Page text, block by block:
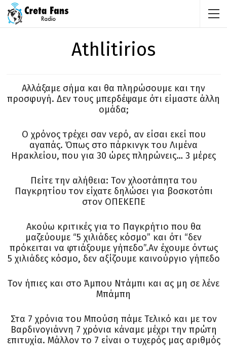
Athlitirios
Αλλάξαμε σήμα και θα πληρώσουμε και την
προσφυγή. Δεν τους μπερδέψαμε ότι είμαστε άλλη
ομάδα;
Ο χρόνος τρέχει σαν νερό, αν είσαι εκεί που
αγαπάς. Όπως στο πάρκινγκ του Λιμένα
Ηρακλείου, που για 30 ώρες πληρώνεις… 3 μέρες
Πείτε την αλήθεια: Τον χλοοτάπητα του
Παγκρητίου τον είχατε δηλώσει για βοσκοτόπι
στον ΟΠΕΚΕΠΕ
Ακούω κριτικές για το Παγκρήτιο που θα
μαζεύουμε “5 χιλιάδες κόσμο” και ότι “δεν
πρόκειται να φτιάξουμε γήπεδο”.Αν έχουμε όντως
5 χιλιάδες κόσμο, δεν αξίζουμε καινούργιο γήπεδο
Τον ήπιες και στο Άμπου Ντάμπι και ας μη σε λένε
Μπάμπη
Στα 7 χρόνια του Μπούση πάμε Τελικό και με τον
Βαρδινογιάννη 7 χρόνια κάναμε μέχρι την πρώτη
επιτυχία. Μάλλον το 7 είναι ο τυχερός μας αριθμός